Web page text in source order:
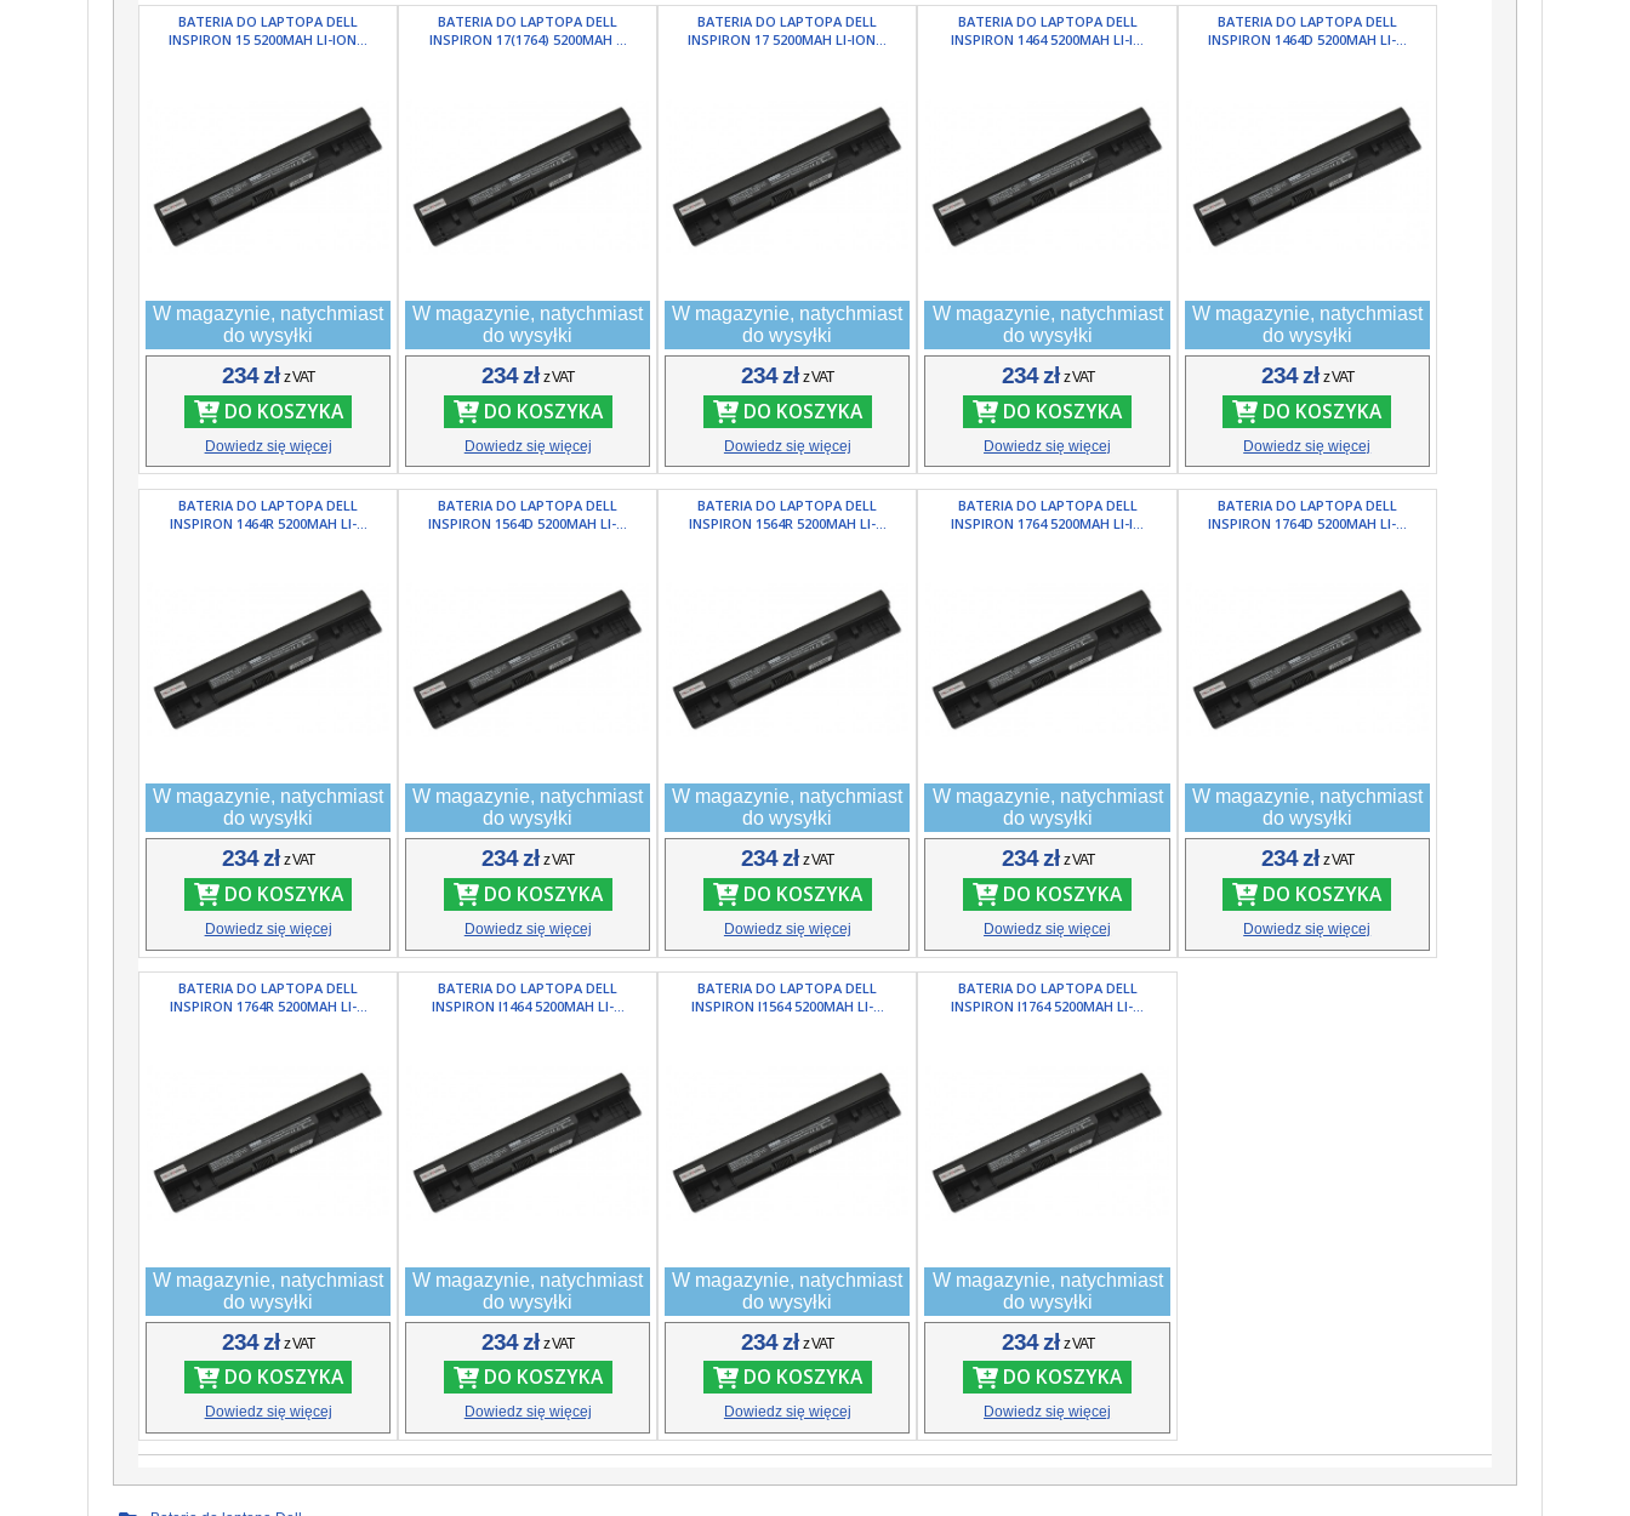
BATERIA DO LAPTOPA DELL
INSPIRON 15 5200MAH LI-ION...
W magazynie, natychmiast
do wysyłki
234 złz VAT
DO KOSZYKA
Dowiedz się więcej
BATERIA DO LAPTOPA DELL
INSPIRON 17(1764) 5200MAH ...
W magazynie, natychmiast
do wysyłki
234 złz VAT
DO KOSZYKA
Dowiedz się więcej
BATERIA DO LAPTOPA DELL
INSPIRON 17 5200MAH LI-ION...
W magazynie, natychmiast
do wysyłki
234 złz VAT
DO KOSZYKA
Dowiedz się więcej
BATERIA DO LAPTOPA DELL
INSPIRON 1464 5200MAH LI-I...
W magazynie, natychmiast
do wysyłki
234 złz VAT
DO KOSZYKA
Dowiedz się więcej
BATERIA DO LAPTOPA DELL
INSPIRON 1464D 5200MAH LI-...
W magazynie, natychmiast
do wysyłki
234 złz VAT
DO KOSZYKA
Dowiedz się więcej
BATERIA DO LAPTOPA DELL
INSPIRON 1464R 5200MAH LI-...
W magazynie, natychmiast
do wysyłki
234 złz VAT
DO KOSZYKA
Dowiedz się więcej
BATERIA DO LAPTOPA DELL
INSPIRON 1564D 5200MAH LI-...
W magazynie, natychmiast
do wysyłki
234 złz VAT
DO KOSZYKA
Dowiedz się więcej
BATERIA DO LAPTOPA DELL
INSPIRON 1564R 5200MAH LI-...
W magazynie, natychmiast
do wysyłki
234 złz VAT
DO KOSZYKA
Dowiedz się więcej
BATERIA DO LAPTOPA DELL
INSPIRON 1764 5200MAH LI-I...
W magazynie, natychmiast
do wysyłki
234 złz VAT
DO KOSZYKA
Dowiedz się więcej
BATERIA DO LAPTOPA DELL
INSPIRON 1764D 5200MAH LI-...
W magazynie, natychmiast
do wysyłki
234 złz VAT
DO KOSZYKA
Dowiedz się więcej
BATERIA DO LAPTOPA DELL
INSPIRON 1764R 5200MAH LI-...
W magazynie, natychmiast
do wysyłki
234 złz VAT
DO KOSZYKA
Dowiedz się więcej
BATERIA DO LAPTOPA DELL
INSPIRON I1464 5200MAH LI-...
W magazynie, natychmiast
do wysyłki
234 złz VAT
DO KOSZYKA
Dowiedz się więcej
BATERIA DO LAPTOPA DELL
INSPIRON I1564 5200MAH LI-...
W magazynie, natychmiast
do wysyłki
234 złz VAT
DO KOSZYKA
Dowiedz się więcej
BATERIA DO LAPTOPA DELL
INSPIRON I1764 5200MAH LI-...
W magazynie, natychmiast
do wysyłki
234 złz VAT
DO KOSZYKA
Dowiedz się więcej